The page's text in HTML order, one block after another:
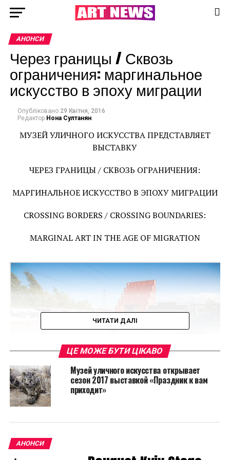
АНОНСИ
Через границы / Сквозь
ограничения: маргинальное
искусство в эпоху миграции
Опубліковано 29 Квітня, 2016
Редактор Нона Султанян
МУЗЕЙ УЛИЧНОГО ИСКУССТВА ПРЕДСТАВЛЯЕТ
ВЫСТАВКУ
ЧЕРЕЗ ГРАНИЦЫ / СКВОЗЬ ОГРАНИЧЕНИЯ:
МАРГИНАЛЬНОЕ ИСКУССТВО В ЭПОХУ МИГРАЦИИ
CROSSING BORDERS / CROSSING BOUNDARIES:
MARGINAL ART IN THE AGE OF MIGRATION
Открытие выставки: 14 мая 2016
ЧИТАТИ ДАЛІ
ЦЕ МОЖЕ БУТИ ЦІКАВО
Музей уличного искусства открывает
сезон 2017 выставкой «Праздник к вам
приходит»
АНОНСИ